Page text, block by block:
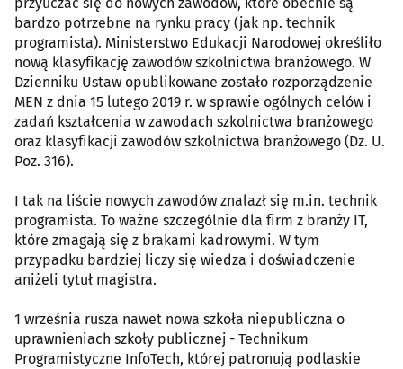
przyuczać się do nowych zawodów, które obecnie są
bardzo potrzebne na rynku pracy (jak np. technik
programista). Ministerstwo Edukacji Narodowej określiło
nową klasyfikację zawodów szkolnictwa branżowego. W
Dzienniku Ustaw opublikowane zostało rozporządzenie
MEN z dnia 15 lutego 2019 r. w sprawie ogólnych celów i
zadań kształcenia w zawodach szkolnictwa branżowego
oraz klasyfikacji zawodów szkolnictwa branżowego (Dz. U.
Poz. 316).
I tak na liście nowych zawodów znalazł się m.in. technik
programista. To ważne szczególnie dla firm z branży IT,
które zmagają się z brakami kadrowymi. W tym
przypadku bardziej liczy się wiedza i doświadczenie
aniżeli tytuł magistra.
1 września rusza nawet nowa szkoła niepubliczna o
uprawnieniach szkoły publicznej - Technikum
Programistyczne InfoTech, której patronują podlaskie